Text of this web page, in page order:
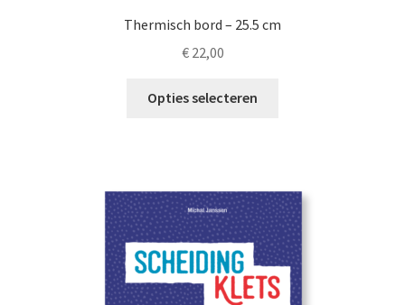
Thermisch bord – 25.5 cm
€22,00
Opties selecteren
Deze
optie
kan
gekozen
worden